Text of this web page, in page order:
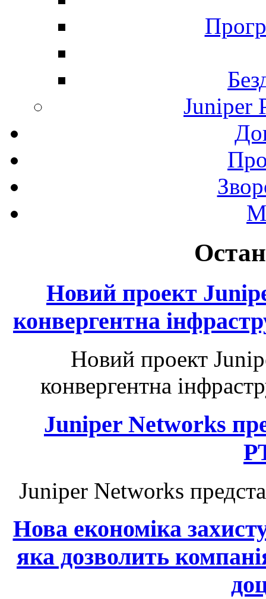
Juniper
Новий проект
конвергентна
Новий проект
конвергентна
Juniper Networks
Juniper Networks
Нова економіка
яка дозволить